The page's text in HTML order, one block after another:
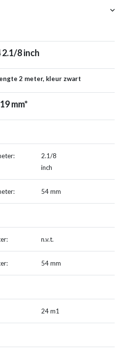
8 inch
2 meter, kleur zwart
mm*
2.1/8
inch
54 mm
n.v.t.
54 mm
24 m1